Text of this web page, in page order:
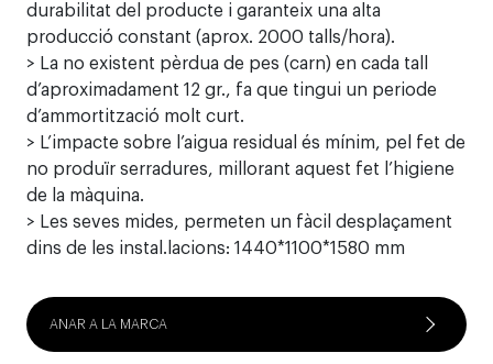
durabilitat del producte i garanteix una alta
producció constant (aprox. 2000 talls/hora).
> La no existent pèrdua de pes (carn) en cada tall
d’aproximadament 12 gr., fa que tingui un periode
d’ammortització molt curt.
> L’impacte sobre l’aigua residual és mínim, pel fet de
no produïr serradures, millorant aquest fet l’higiene
de la màquina.
> Les seves mides, permeten un fàcil desplaçament
dins de les instal.lacions: 1440*1100*1580 mm
ANAR A LA MARCA